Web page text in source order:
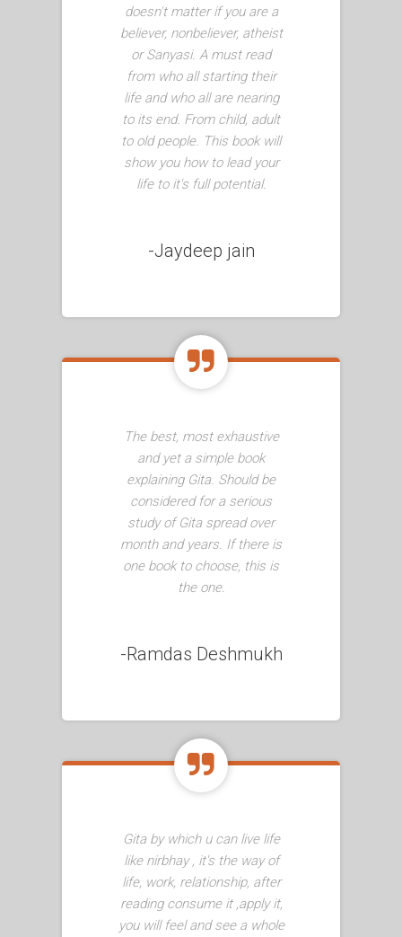
doesn't matter if you are a
believer, nonbeliever, atheist
or Sanyasi. A must read
from who all starting their
life and who all are nearing
to its end. From child, adult
to old people. This book will
show you how to lead your
life to it's full potential.
-Jaydeep jain
The best, most exhaustive
and yet a simple book
explaining Gita. Should be
considered for a serious
study of Gita spread over
month and years. If there is
one book to choose, this is
the one.
-Ramdas Deshmukh
Gita by which u can live life
like nirbhay , it's the way of
life, work, relationship, after
reading consume it ,apply it,
you will feel and see a whole